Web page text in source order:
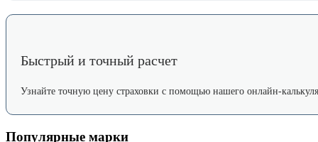
Быстрый и точный расчет
Узнайте точную цену страховки с помощью нашего онлайн-
Популярные марки